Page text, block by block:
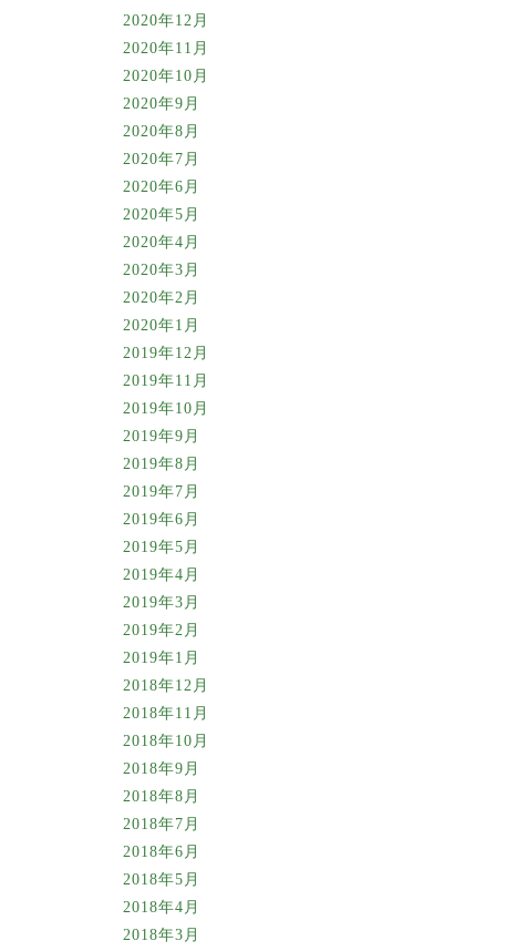
2020年12月
2020年11月
2020年10月
2020年9月
2020年8月
2020年7月
2020年6月
2020年5月
2020年4月
2020年3月
2020年2月
2020年1月
2019年12月
2019年11月
2019年10月
2019年9月
2019年8月
2019年7月
2019年6月
2019年5月
2019年4月
2019年3月
2019年2月
2019年1月
2018年12月
2018年11月
2018年10月
2018年9月
2018年8月
2018年7月
2018年6月
2018年5月
2018年4月
2018年3月